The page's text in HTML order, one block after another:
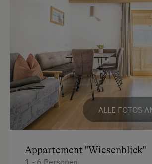
4 Plattenherd
Backofen
Toilette
Handtücher
Kaffeemaschine
Wasserkocher
Sauna
ALLE FOTOS
Appartement "Wiesenblick"
1 - 6 Personen